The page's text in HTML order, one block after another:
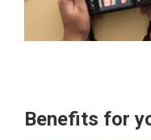
Benefits for